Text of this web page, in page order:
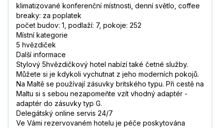
klimatizované konferenční místnosti, denní světlo, coffee
breaky: za poplatek
počet budov: 1, podlaží: 7, pokoje: 252
Místní kategorie
5 hvězdiček
Další informace
Stylový 5hvězdičkový hotel nabízí také četné služby.
Můžete si je kdykoli vychutnat z jeho moderních pokojů.
Na Maltě se používají zásuvky britského typu. Při cestě na
Maltu si s sebou nezapomeňte vzít vhodný adaptér -
adaptér do zásuvky typ G.
Delegátský online servis 24/7
Ve Vámi rezervovaném hotelu je péče poskytována